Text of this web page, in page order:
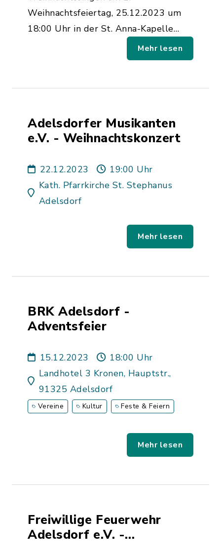
Weihnachtsfeiertag, 25.12.2023 um
18:00 Uhr in der St. Anna-Kapelle…
Mehr lesen
Adelsdorfer Musikanten
e.V. - Weihnachtskonzert
22.12.2023
19:00 Uhr
Kath. Pfarrkirche St. Stephanus
Adelsdorf
Mehr lesen
BRK Adelsdorf -
Adventsfeier
15.12.2023
18:00 Uhr
Landhotel 3 Kronen, Hauptstr.,
91325 Adelsdorf
Vereine Kultur Feste & Feiern
Mehr lesen
Freiwillige Feuerwehr
Adelsdorf e.V. -